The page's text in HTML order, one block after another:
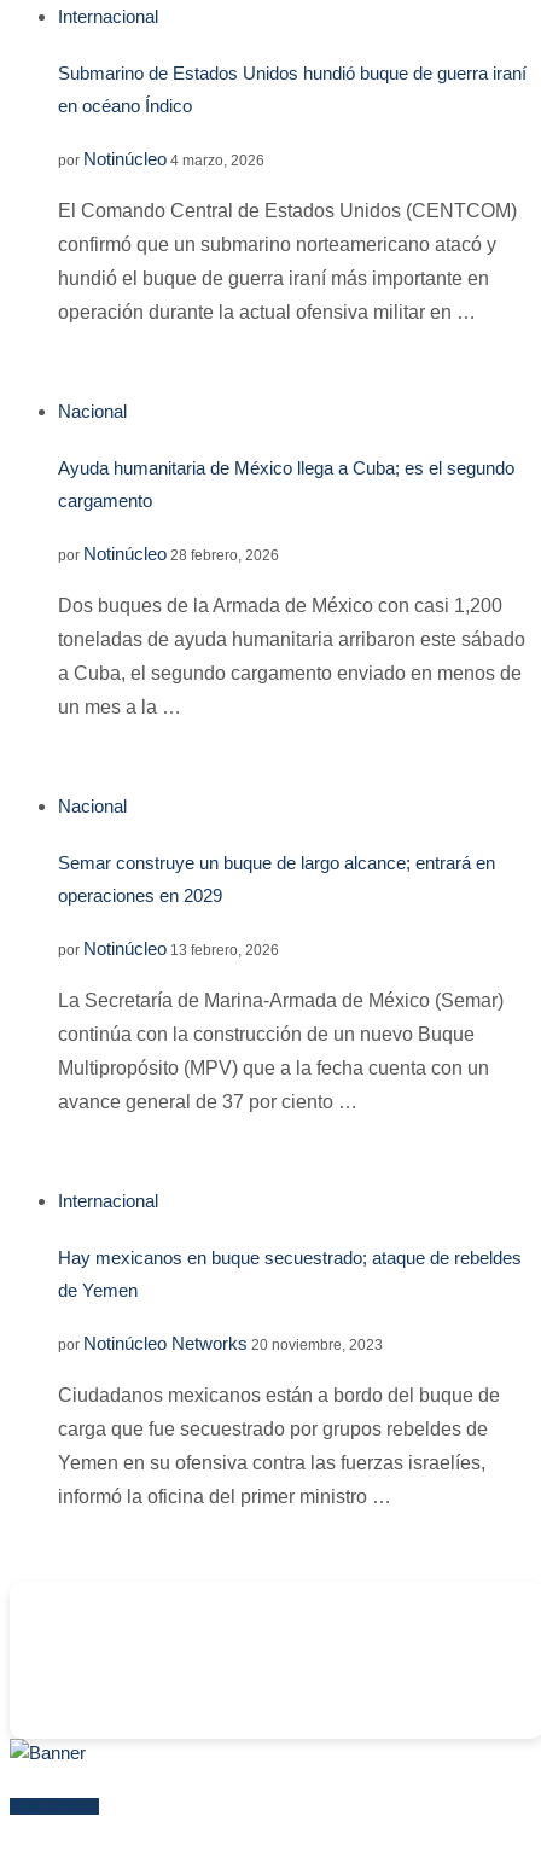
Internacional
Submarino de Estados Unidos hundió buque de guerra iraní
en océano Índico
por Notinúcleo 4 marzo, 2026
El Comando Central de Estados Unidos (CENTCOM)
confirmó que un submarino norteamericano atacó y
hundió el buque de guerra iraní más importante en
operación durante la actual ofensiva militar en …
Nacional
Ayuda humanitaria de México llega a Cuba; es el segundo
cargamento
por Notinúcleo 28 febrero, 2026
Dos buques de la Armada de México con casi 1,200
toneladas de ayuda humanitaria arribaron este sábado
a Cuba, el segundo cargamento enviado en menos de
un mes a la …
Nacional
Semar construye un buque de largo alcance; entrará en
operaciones en 2029
por Notinúcleo 13 febrero, 2026
La Secretaría de Marina-Armada de México (Semar)
continúa con la construcción de un nuevo Buque
Multipropósito (MPV) que a la fecha cuenta con un
avance general de 37 por ciento …
Internacional
Hay mexicanos en buque secuestrado; ataque de rebeldes
de Yemen
por Notinúcleo Networks 20 noviembre, 2023
Ciudadanos mexicanos están a bordo del buque de
carga que fue secuestrado por grupos rebeldes de
Yemen en su ofensiva contra las fuerzas israelíes,
informó la oficina del primer ministro …